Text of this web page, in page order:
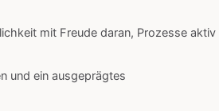
mit Freude daran, Prozesse aktiv
und ein ausgeprägtes